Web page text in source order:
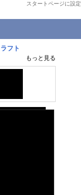
スタートページに設定
フト
もっと見る